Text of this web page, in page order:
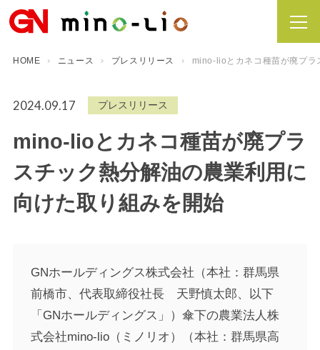
HOME ニュース プレスリリース mino-lioとカネコ種苗が廃プラ
2024.09.17 プレスリリース
mino-lioとカネコ種苗が廃プラ
スチック熱分解油の農業利用に
向けた取り組みを開始
GNホールディングス株式会社（本社：群馬県
前橋市、代表取締役社長 天野慎太郎、以下
「GNホールディングス」）傘下の農業法人株
式会社mino-lio（ミノリオ）（本社：群馬県高